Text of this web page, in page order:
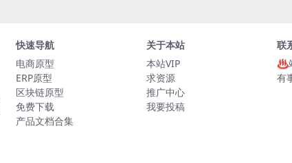
快速导航
电商原型
ERP原型
区块链原型
免费下载
产品文档合集
关于本站
本站VIP
求资源
推广中心
我要投稿
联
♨️
有